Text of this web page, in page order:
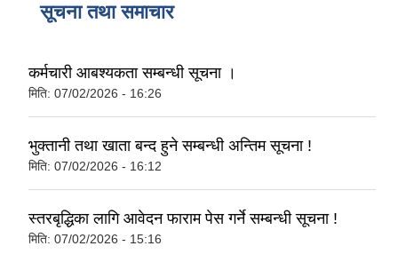
सूचना तथा समाचार
कर्मचारी आबश्यकता सम्बन्धी सूचना ।
मिति: 07/02/2026 - 16:26
‍भुक्तानी तथा खाता बन्द हुने सम्बन्धी अन्तिम सूचना !
मिति: 07/02/2026 - 16:12
स्तरबृद्धिका लागि आवेदन फाराम पेस गर्ने सम्बन्धी सूचना !
मिति: 07/02/2026 - 15:16